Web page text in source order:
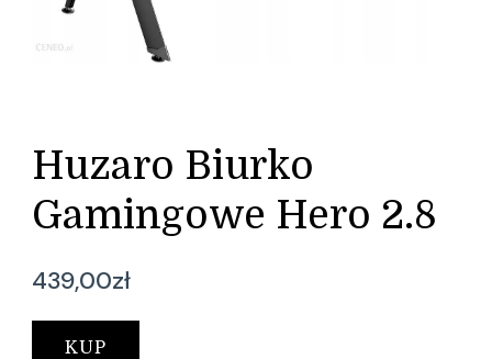
Huzaro Biurko
Gamingowe Hero 2.8
439,00zł
KUP